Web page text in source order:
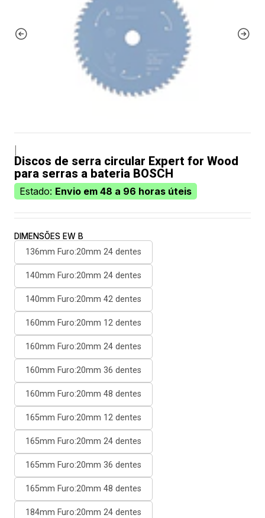
Discos de serra circular Expert for Wood
para serras a bateria BOSCH
Estado: Envio em 48 a 96 horas úteis
DIMENSÕES EW B
136mm Furo:20mm 24 dentes
140mm Furo:20mm 24 dentes
140mm Furo:20mm 42 dentes
160mm Furo:20mm 12 dentes
160mm Furo:20mm 24 dentes
160mm Furo:20mm 36 dentes
160mm Furo:20mm 48 dentes
165mm Furo:20mm 12 dentes
165mm Furo:20mm 24 dentes
165mm Furo:20mm 36 dentes
165mm Furo:20mm 48 dentes
184mm Furo:20mm 24 dentes